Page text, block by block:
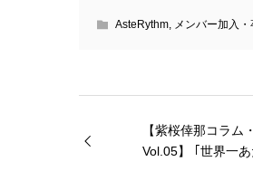
AsteRythm, メンバー加入
【紫桜倖那コラム
Vol.05】 ｢世界一あ